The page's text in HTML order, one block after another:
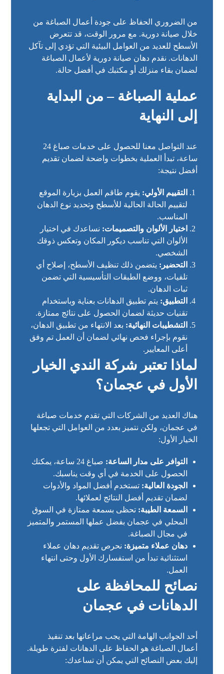
من الضروري الحفاظ على جودة أعمال الصباغة من
خلال صيانة دورية. مع مرور الوقت، قد تتعرض
الأسطح للعديد من العوامل البيئية التي تؤدي إلى تآكل
الدهانات. نقدم دهان صيانة دورية لأعمال الصباغة
لضمان بقاء منزلك أو مكتبك في أفضل حالة.
عملية الصباغة – من البداية
إلى النهاية
عند التواصل معنا للحصول على خدمات صباغ 24
ساعة، تبدأ العملية بخطوات واضحة لضمان تقديم
أفضل نتيجة:
التقييم الأولي: يقوم طاقم العمل بزيارة الموقع
لتقييم الحالة الحالية للأسطح وتحديد نوع الدهان
المناسب.
اختيار الألوان والتصميمات: نساعدك في اختيار
الألوان التي تناسب ديكور المكان وتعكس ذوقك
الشخصي.
التحضير: يتضمن ذلك تنظيف الأسطح، إصلاح أي
تلفيات، ووضع الطبقات التأسيسية التي تضمن
ثبات الدهان.
التطبيق: يتم تطبيق الدهانات بعناية وباستخدام
تقنيات حديثة لضمان الحصول على نتائج ممتازة.
التشطيبات النهائية: بعد الانتهاء من تطبيق الدهان،
نقوم بإجراء فحص نهائي لضمان أن العمل تم وفق
أعلى المعايير.
لماذا تعتبر شركة الندي الخيار
الأول في عجمان؟
هناك العديد من الشركات التي تقدم خدمات صباغة
في عجمان، ولكن نتميز بعدد من العوامل التي تجعلها
الخيار الأول:
التوافر على مدار الساعة:
صباغ 24 ساعة، يمكنك
الحصول على الخدمة في أي وقت يناسبك.
الجودة العالية: تستخدم أفضل المواد والأدوات
لضمان تقديم أفضل النتائج لعملائها.
السمعة الطيبة: تحظى بسمعة ممتازة في السوق
المحلي في عجمان بفضل عملها المستمر والمتميز
في مجال الصباغة.
دهان عملاء متميزة: نحرص تقديم دهان عملاء
استثنائية تبدأ من استفسارك الأول وحتى انتهاء
العمل.
نصائح للمحافظة على
الدهانات في عجمان
أحد الجوانب الهامة التي يجب مراعاتها بعد تنفيذ
أعمال الصباغة هو الحفاظ على الدهانات لفترة طويلة.
إليك بعض النصائح التي يمكن أن تساعدك: